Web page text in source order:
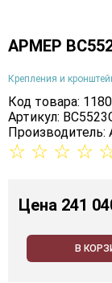
АРМЕР
Крепления и
Код товара: 1180
Артикул:
Производитель:
☆ ☆ ☆ ☆
Цена 241
В